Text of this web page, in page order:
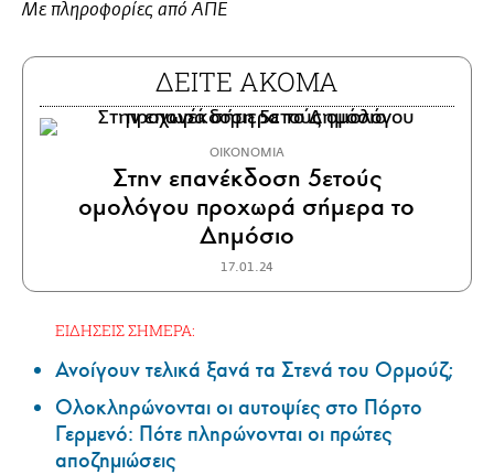
Με πληροφορίες από ΑΠΕ
ΔΕΙΤΕ ΑΚΟΜΑ
ΟΙΚΟΝΟΜΙΑ
Στην επανέκδοση 5ετούς
ομολόγου προχωρά σήμερα το
Δημόσιο
17.01.24
ΕΙΔΗΣΕΙΣ ΣΗΜΕΡΑ:
Ανοίγουν τελικά ξανά τα Στενά του Ορμούζ;
Ολοκληρώνονται οι αυτοψίες στο Πόρτο
Γερμενό: Πότε πληρώνονται οι πρώτες
αποζημιώσεις